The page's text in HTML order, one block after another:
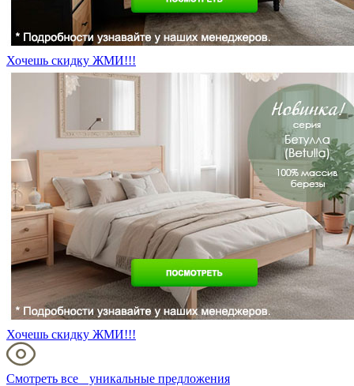
Хочешь скидку ЖМИ!!!
Хочешь скидку ЖМИ!!!
Смотреть все уникальные предложения